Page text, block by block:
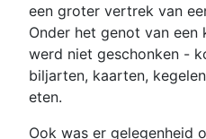
een groter vertrek van
Onder het genot van
werd niet geschonken -
biljarten, kaarten,
eten.
Ook was er gelegenheid